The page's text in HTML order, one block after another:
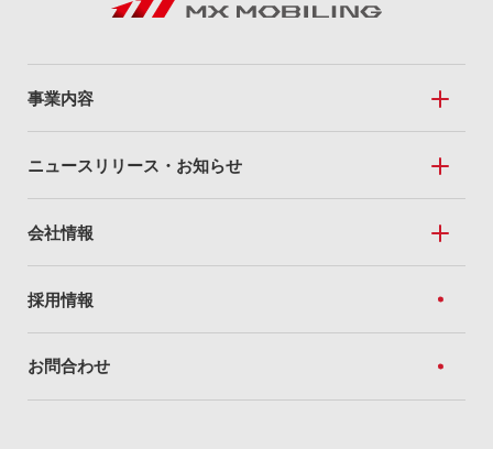
事業内容
事業内容トップ
Mobile Sales
私たちのドコモショップ
For Business
法人向けソリューション
ニュースリリース・お知らせ
ニュースリリース・お知らせトップ
ニュースリリース
トピック
お知らせ
会社情報
会社情報トップ
経営方針
企業理念
採用情報
お問合わせ